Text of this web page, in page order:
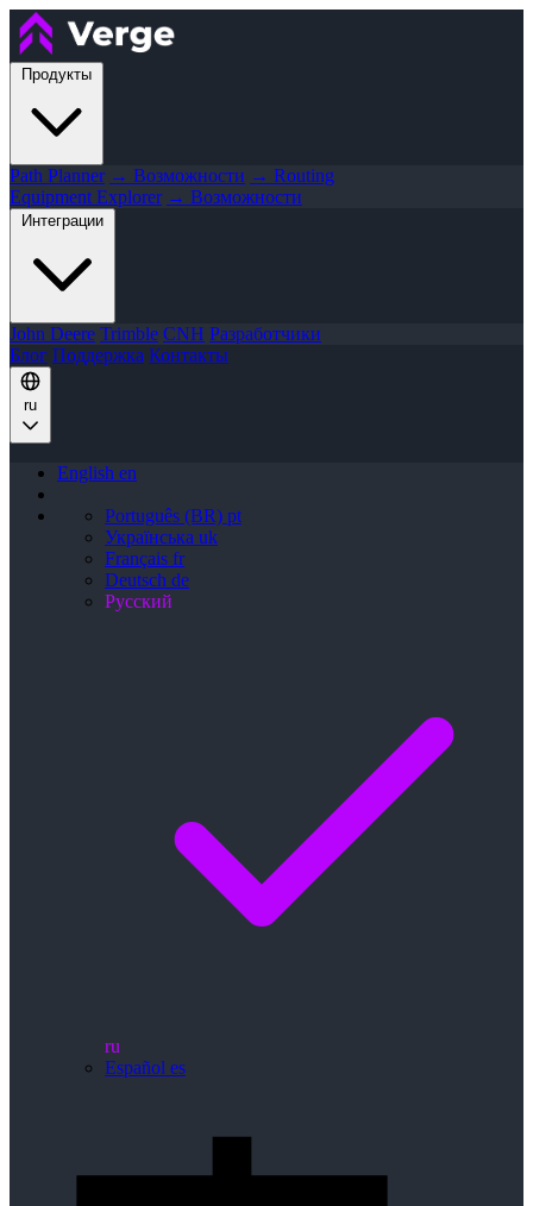
Продукты
Path Planner → Возможности → Routing
Equipment Explorer → Возможности
Интеграции
John Deere Trimble CNH Разработчики
Блог Поддержка Контакты
ru
English en
Português (BR) pt
Українська uk
Français fr
Deutsch de
Русский
ru
Español es